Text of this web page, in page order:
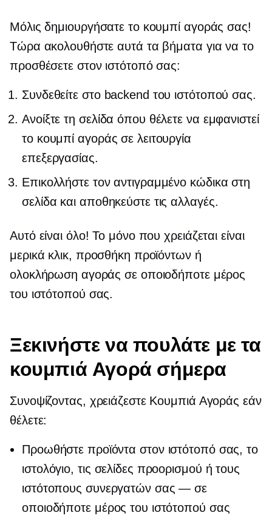
Μόλις δημιουργήσατε το κουμπί αγοράς σας!
Τώρα ακολουθήστε αυτά τα βήματα για να το
προσθέσετε στον ιστότοπό σας:
Συνδεθείτε στο backend του ιστότοπού σας.
Ανοίξτε τη σελίδα όπου θέλετε να εμφανιστεί
το κουμπί αγοράς σε λειτουργία
επεξεργασίας.
Επικολλήστε τον αντιγραμμένο κώδικα στη
σελίδα και αποθηκεύστε τις αλλαγές.
Αυτό είναι όλο! Το μόνο που χρειάζεται είναι
μερικά κλικ, προσθήκη προϊόντων ή
ολοκλήρωση αγοράς σε οποιοδήποτε μέρος
του ιστότοπού σας.
Ξεκινήστε να πουλάτε με τα
κουμπιά Αγορά σήμερα
Συνοψίζοντας, χρειάζεστε Κουμπιά Αγοράς εάν
θέλετε:
Προωθήστε προϊόντα στον ιστότοπό σας, το
ιστολόγιο, τις σελίδες προορισμού ή τους
ιστότοπους συνεργατών σας — σε
οποιοδήποτε μέρος του ιστότοπού σας